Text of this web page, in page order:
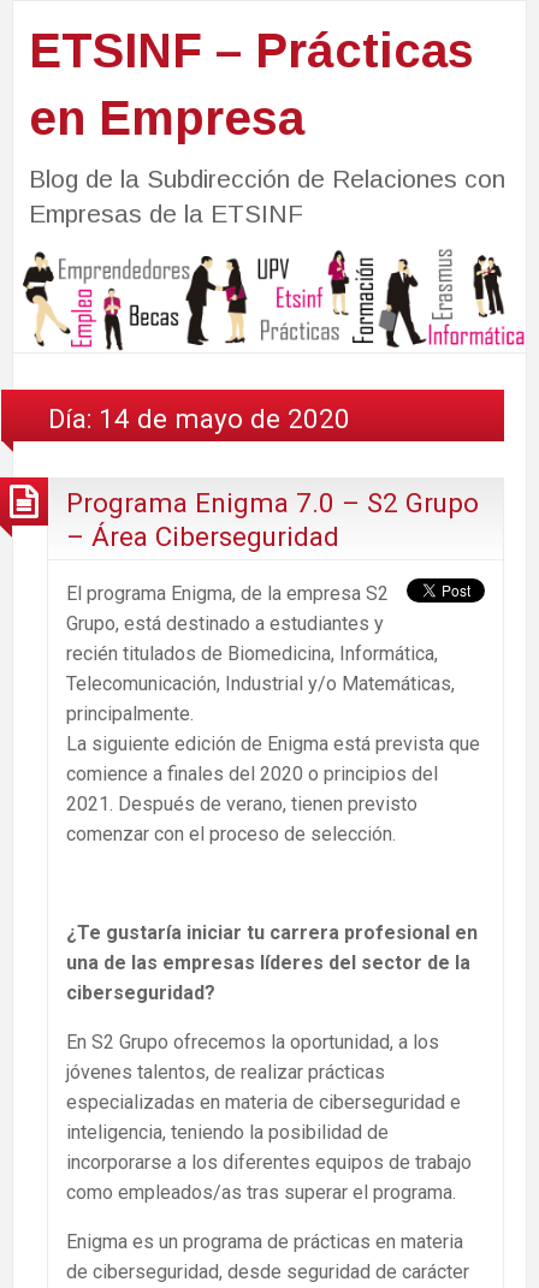
ETSINF – Prácticas
en Empresa
Blog de la Subdirección de Relaciones con
Empresas de la ETSINF
Día: 14 de mayo de 2020
Programa Enigma 7.0 – S2 Grupo
– Área Ciberseguridad
El programa Enigma, de la empresa S2
Grupo, está destinado a estudiantes y
recién titulados de Biomedicina, Informática,
Telecomunicación, Industrial y/o Matemáticas,
principalmente.
La siguiente edición de Enigma está prevista que
comience a finales del 2020 o principios del
2021. Después de verano, tienen previsto
comenzar con el proceso de selección.
¿Te gustaría iniciar tu carrera profesional en
una de las empresas líderes del sector de la
ciberseguridad?
En S2 Grupo ofrecemos la oportunidad, a los
jóvenes talentos, de realizar prácticas
especializadas en materia de ciberseguridad e
inteligencia, teniendo la posibilidad de
incorporarse a los diferentes equipos de trabajo
como empleados/as tras superar el programa.
Enigma es un programa de prácticas en materia
de ciberseguridad, desde seguridad de carácter